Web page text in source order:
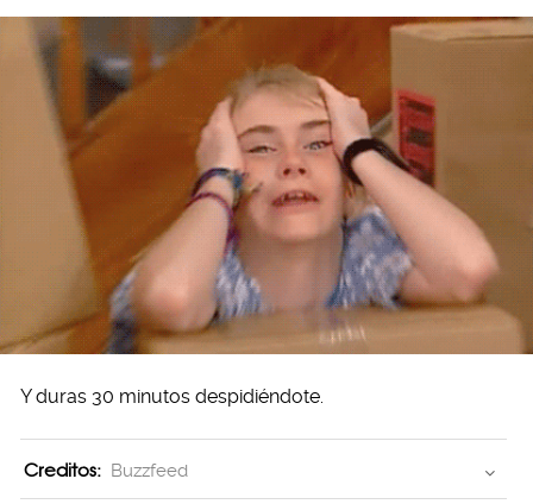
Y duras 30 minutos despidiéndote.
Creditos: Buzzfeed